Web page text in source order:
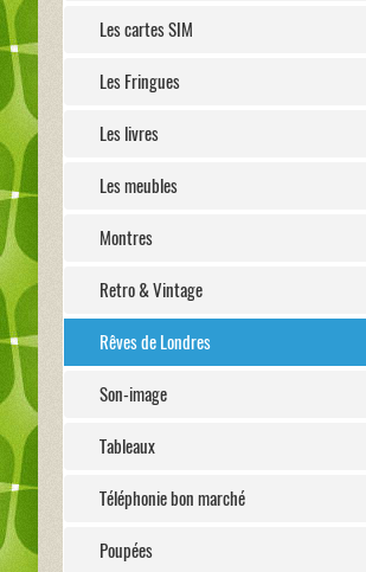
Les cartes SIM
Les Fringues
Les livres
Les meubles
Montres
Retro & Vintage
Rêves de Londres
Son-image
Tableaux
Téléphonie bon marché
Poupées